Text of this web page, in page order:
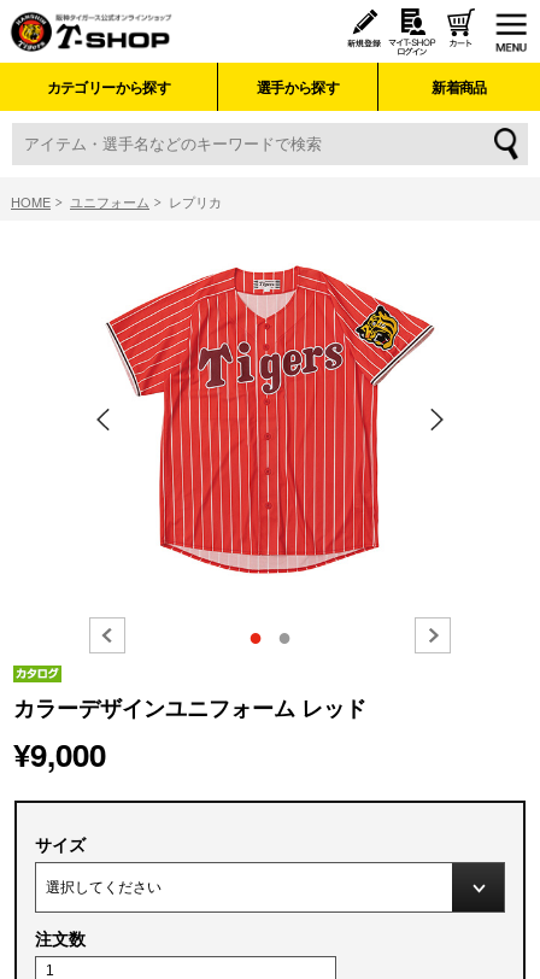
カテゴリーから探す 選手から探す 新着商品
HOME ユニフォーム レプリカ
● ●
カラーデザインユニフォーム レッド
¥9,000
サイズ
注文数